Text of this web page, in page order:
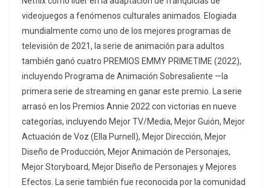
videojuegos a fenómenos culturales animados. Elogiada
mundialmente como uno de los mejores programas de
televisión de 2021, la serie de animación para adultos
también ganó cuatro PREMIOS EMMY PRIMETIME (2022),
incluyendo Programa de Animación Sobresaliente —la
primera serie de streaming en ganar este premio. La serie
arrasó en los Premios Annie 2022 con victorias en nueve
categorías, incluyendo Mejor TV/Media, Mejor Guión, Mejor
Actuación de Voz (Ella Purnell), Mejor Dirección, Mejor
Diseño de Producción, Mejor Animación de Personajes,
Mejor Storyboard, Mejor Diseño de Personajes y Mejores
Efectos. La serie también fue reconocida por la comunidad